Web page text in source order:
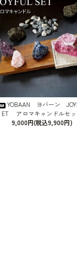
YOBAAN ヨバーン
ET アロマキャンドルセッ
9,000円(税込9,900円)